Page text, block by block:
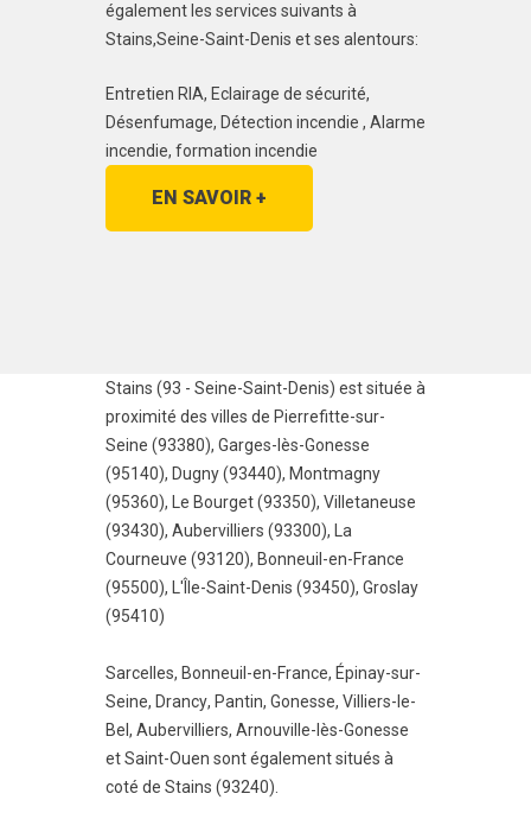
également les services suivants à
Stains,Seine-Saint-Denis et ses alentours:
Entretien RIA, Eclairage de sécurité,
Désenfumage, Détection incendie , Alarme
incendie, formation incendie
EN SAVOIR +
Stains (93 - Seine-Saint-Denis) est située à
proximité des villes de Pierrefitte-sur-
Seine (93380), Garges-lès-Gonesse
(95140), Dugny (93440), Montmagny
(95360), Le Bourget (93350), Villetaneuse
(93430), Aubervilliers (93300),
La
Courneuve (93120), Bonneuil-en-France
(95500), L'Île-Saint-Denis (93450), Groslay
(95410)
Sarcelles, Bonneuil-en-France, Épinay-sur-
Seine, Drancy, Pantin, Gonesse, Villiers-le-
Bel , Aubervilliers, Arnouville-lès-Gonesse
etSaint-Ouen sont également situés à
coté de Stains (93240).